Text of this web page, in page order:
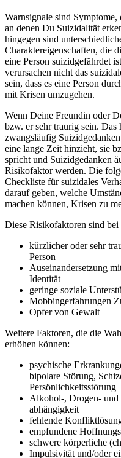
Warnsignale sind
an denen Du Suizidalität
hingegen sind
Charaktereigenschaften, die
eine Person suizidgefährdet
verursachen nicht das
sein, dass es eine Person
mit Krisen umzugehen.
Wenn Deine Freundin oder
bzw. er sehr traurig sein. Das
zwangsläufig
eine lange Zeit hinzieht, sie
spricht und Suizidgedanken
Risikofaktor werden. Die
Checkliste für suizidales
darauf geben, welche
machen können, Krisen zu
Diese Risikofaktoren sind bei
kürzlicher oder sehr
Person
Auseinandersetzung
Identität
geringe soziale
Mobbingerfahrungen
Opfer von Gewalt
Weitere Faktoren, die die
erhöhen können:
psychische
bipolare Störung,
Persönlichkeitsstörung
Alkohol-, Drogen- und
abhängigkeit
fehlende
empfundene
schwere körperliche
Impulsivität und/oder